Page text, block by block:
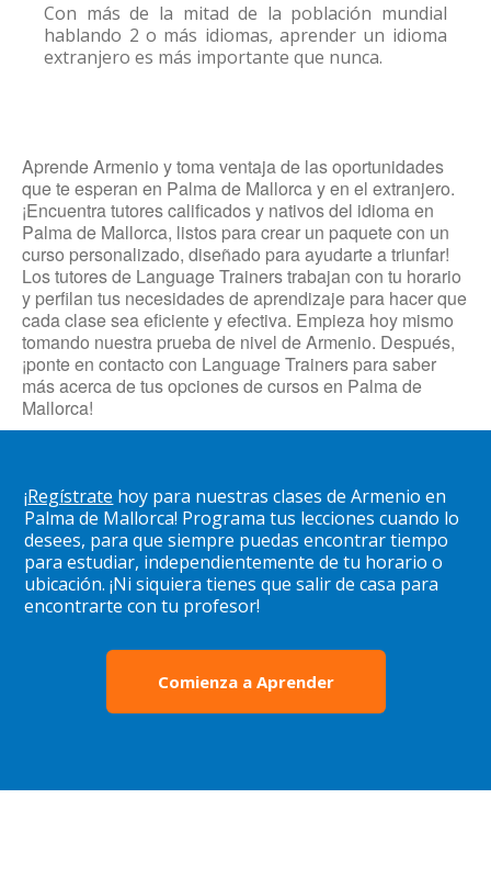
Con más de la mitad de la población mundial
hablando 2 o más idiomas, aprender un idioma
extranjero es más importante que nunca.
Aprende Armenio y toma ventaja de las oportunidades
que te esperan en Palma de Mallorca y en el extranjero.
¡Encuentra tutores calificados y nativos del idioma en
Palma de Mallorca, listos para crear un paquete con un
curso personalizado, diseñado para ayudarte a triunfar!
Los tutores de Language Trainers trabajan con tu horario
y perfilan tus necesidades de aprendizaje para hacer que
cada clase sea eficiente y efectiva. Empieza hoy mismo
tomando nuestra prueba de nivel de Armenio. Después,
¡ponte en contacto con Language Trainers para saber
más acerca de tus opciones de cursos en Palma de
Mallorca!
¡Regístrate hoy para nuestras clases de Armenio en
Palma de Mallorca! Programa tus lecciones cuando lo
desees, para que siempre puedas encontrar tiempo
para estudiar, independientemente de tu horario o
ubicación. ¡Ni siquiera tienes que salir de casa para
encontrarte con tu profesor!
Comienza a Aprender